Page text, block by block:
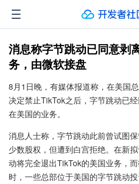
消息称字节跳动已同意剥
务，由微软接盘
8月1日晚，有媒体报道称，在美国
决定禁止TikTok之后，字节跳动已
在美国的业务。
消息人士称，字节跳动此前曾试图
少数股权，但遭到白宫拒绝。在新
动将完全退出TikTok的美国业务，
时，一些总部位于美国的字节跳动